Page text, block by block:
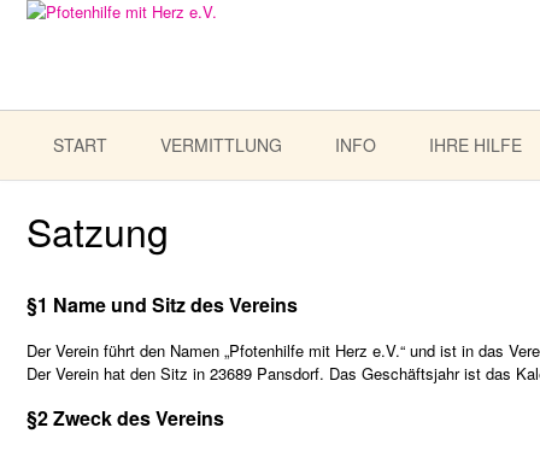
START VERMITTLUNG INFO IHRE HILFE
Satzung
§1 Name und Sitz des Vereins
Der Verein führt den Namen „Pfotenhilfe mit Herz e.V.“ und ist in das
Der Verein hat den Sitz in 23689 Pansdorf. Das Geschäftsjahr ist das
§2 Zweck des Vereins